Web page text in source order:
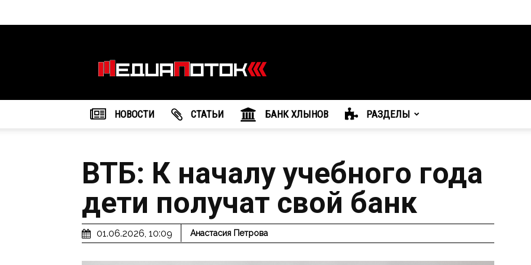
агентство
"МедиаПоток"
НОВОСТИ CТАТЬИ БАНК ХЛЫНОВ РАЗДЕЛЫ
ВТБ: К началу учебного года
дети получат свой банк
01.06.2026, 10:09 Анастасия Петрова